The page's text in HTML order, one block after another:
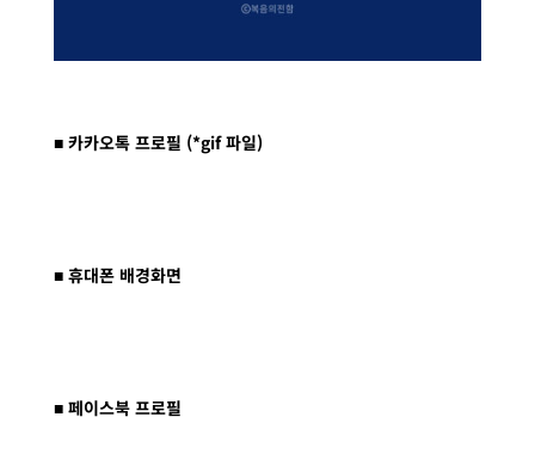
■ 카카오톡 프로필 (*gif 파일)
■ 휴대폰 배경화면
■ 페이스북 프로필